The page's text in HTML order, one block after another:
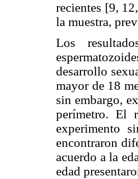
recientes [9,
la muestra,
Los
desarrollo
mayor de 18
sin embargo,
perímetro. El
experimento
encontraron
acuerdo a la
edad